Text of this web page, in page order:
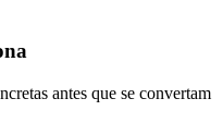
antes que se convertam